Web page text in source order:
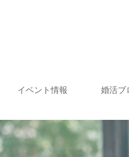
イベント情報 婚活ブ